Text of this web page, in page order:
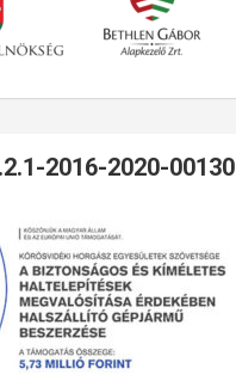
2016-2020-00130